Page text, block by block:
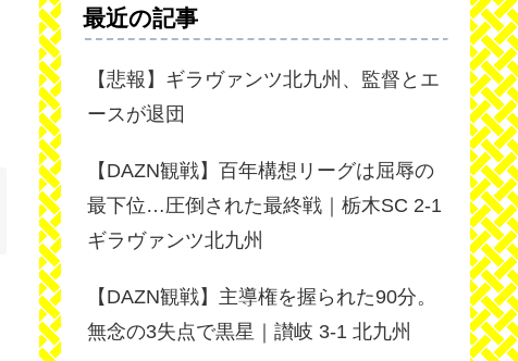
最近の記事
【悲報】ギラヴァンツ北九州、監督とエ
ースが退団
【DAZN観戦】百年構想リーグは屈辱の
最下位…圧倒された最終戦｜栃木SC 2-1
ギラヴァンツ北九州
【DAZN観戦】主導権を握られた90分。
無念の3失点で黒星｜讃岐 3-1 北九州